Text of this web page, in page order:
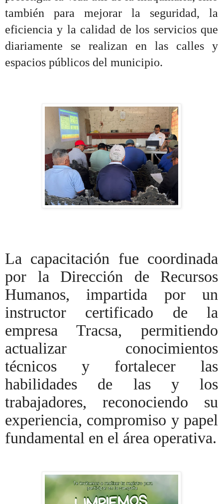
también para mejorar la seguridad, la
eficiencia y la calidad de los servicios que
diariamente se realizan en las calles y
espacios públicos del municipio.
La capacitación fue coordinada
por la Dirección de Recursos
Humanos, impartida por un
instructor certificado de la
empresa Tracsa, permitiendo
actualizar conocimientos
técnicos y fortalecer las
habilidades de las y los
trabajadores, reconociendo su
experiencia, compromiso y papel
fundamental en el área operativa.